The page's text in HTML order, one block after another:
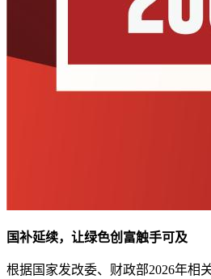
国补延续，让绿色创富触手可及
根据国家发改委、财政部2026年相